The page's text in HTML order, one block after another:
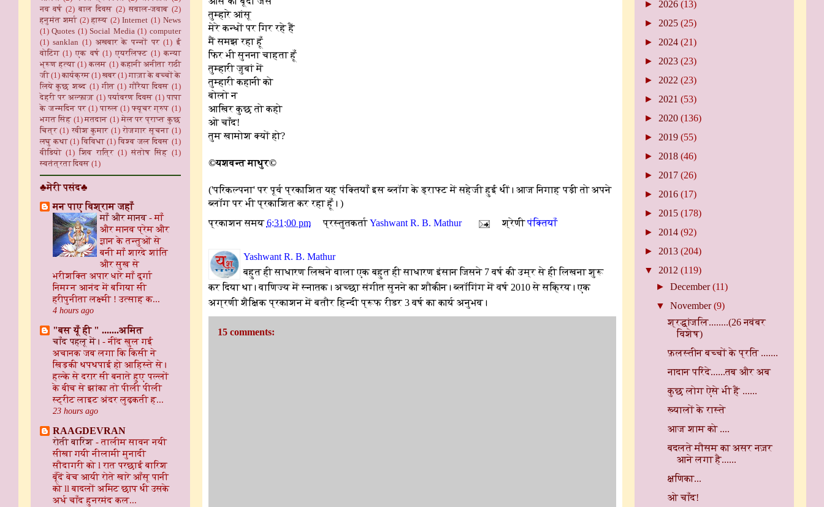
तुम्हारे आंसू
मेरे कन्धों पर गिर रहे हैं
मैं समझ रहा हूँ
फिर भी सुनना चाहता हूँ
तुम्हारी जुबां में
तुम्हारी कहानी को
बोलो न
आखिर कुछ तो कहो
ओ चाँद!
तुम खामोश क्यों हो?
©यशवन्त माथुर©
('परिकल्पना' पर पूर्व प्रकाशित यह पंक्तियाँ इस ब्लॉग के ड्राफ्ट में सहेजी हुई थीं। आज निगाह पड़ी तो अपने
ब्लॉग पर भी प्रकाशित कर रहा हूँ। )
प्रकाशन समय6:31:00 pm प्रस्तुतकर्ताYashwant R. B. Mathur श्रेणीपंक्तियाँ
Yashwant R. B. Mathur
बहुत ही साधारण लिखने वाला एक बहुत ही साधारण इंसान जिसने 7 वर्ष की उम्र से ही लिखना शुरू
कर दिया था। वाणिज्य में स्नातक। अच्छा संगीत सुनने का शौकीन। ब्लॉगिंग में वर्ष 2010 से सक्रिय। एक
अग्रणी शैक्षिक प्रकाशन में बतौर हिन्दी प्रूफ रीडर 3 वर्ष का कार्य अनुभव।
15 comments:
नव वर्ष (2) बाल दिवस (2) सवाल-जवाब (2)
हनुमंत शर्मा (2) हास्य (2) Internet (1) News
(1) Quotes (1) Social Media (1) computer
(1) sanklan (1) अखबार के पन्नों पर (1) ई
वोटिंग (1) एक वर्ष (1) एयरलिफ्ट (1) कन्या
भ्रूण हत्या (1) कलम (1) कहानी अनीता राठी
जी (1) कार्यक्रम (1) खबर (1) गाज़ा के बच्चों के
लिये कुछ शब्द (1) गीत (1) गौरैया दिवस (1)
देहरी पर अल्फ़ाज़ (1) पर्यावरण दिवस (1) पापा
के जन्मदिन पर (1) पारुल (1) फ्यूचर ग्रुप (1)
भगत सिंह (1) मतदान (1) मेल पर प्राप्त कुछ
चित्र (1) रवीश कुमार (1) रोजगार सूचना (1)
लघु कथा (1) विविधा (1) विश्व जल दिवस (1)
वीडियो (1) शिव रात्रि (1) संतोष सिंह (1)
स्वतंत्रता दिवस (1)
♣मेरी पसंद♣
मन पाए विश्राम जहाँ
माँ और मानव-माँ
और मानव प्रेम और
ज्ञान के तन्तुओं से
बनी माँ शारदे शांति
और सुख से
भरीशक्ति अपार धारे माँ दुर्गा
निमग्न आनंद में बगिया सी
हरीपुनीता लक्ष्मी ! उत्साह क...
4 hours ago
"बस यूँ ही " .......अमित
चाँद पहलू में। -नींद खुल गई
अचानक जब लगा कि किसी ने
खिड़की थपथपाई हो आहिस्ते से।
हल्के से दरार सी बनाते हुए पल्लों
के बीच से झांका तो पीली पीली
स्ट्रीट लाइट अंदर लुढ़कती ह...
23 hours ago
RAAGDEVRAN
रोती बारिश-तालीम सावन नयी
सीखा गयी नीलामी मुनादी
सौदागरी को l रात परछाई बारिश
बूँदें बेच आयी रोते खारे आँसू पानी
को ll बादलों अमिट छाप थी उसके
अर्ध चाँद हुनरमंद कल...
► 2026 (13)
► 2025 (25)
► 2024 (21)
► 2023 (23)
► 2022 (23)
► 2021 (53)
► 2020 (136)
► 2019 (55)
► 2018 (46)
► 2017 (26)
► 2016 (17)
► 2015 (178)
► 2014 (92)
► 2013 (204)
▼ 2012 (119)
► December(11)
▼ November(9)
श्रद्धांजलि........(26 नवंबर
विशेष)
फ़लस्तीन बच्चों के प्रति .......
नादान परिंदे......तब और अब
कुछ लोग ऐसे भी हैं ......
ख्यालों के रास्ते
आज शाम को ....
बदलते मौसम का असर नज़र
आने लगा है......
क्षणिका...
ओ चाँद!